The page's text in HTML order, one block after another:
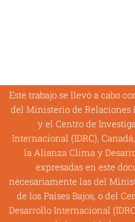
Este trabajo se llevó a cabo
del Ministerio de Relaciones
y el Centro de
Internacional (IDRC),
la Alianza Clima y
expresadas en este
necesariamente las del
de los Países Bajos, o del
Desarrollo Internacional